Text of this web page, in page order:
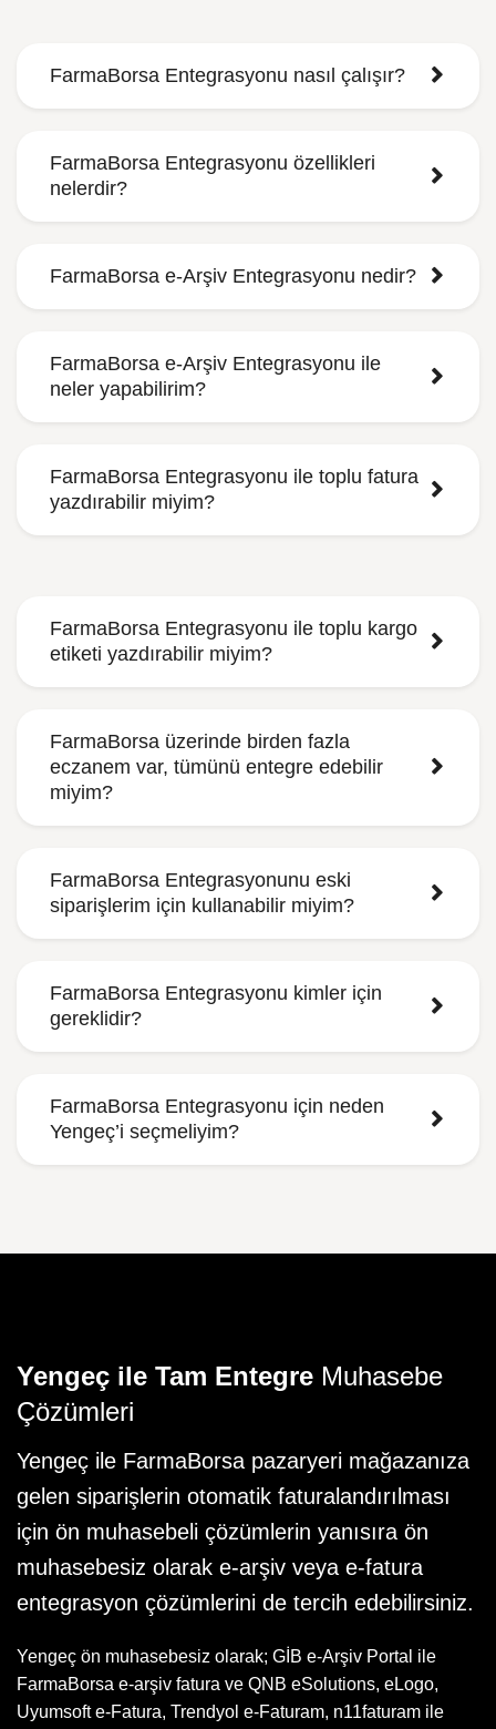
FarmaBorsa Entegrasyonu nasıl çalışır?
FarmaBorsa Entegrasyonu özellikleri
nelerdir?
FarmaBorsa e-Arşiv Entegrasyonu nedir?
FarmaBorsa e-Arşiv Entegrasyonu ile
neler yapabilirim?
FarmaBorsa Entegrasyonu ile toplu fatura
yazdırabilir miyim?
FarmaBorsa Entegrasyonu ile toplu kargo
etiketi yazdırabilir miyim?
FarmaBorsa üzerinde birden fazla
eczanem var, tümünü entegre edebilir
miyim?
FarmaBorsa Entegrasyonunu eski
siparişlerim için kullanabilir miyim?
FarmaBorsa Entegrasyonu kimler için
gereklidir?
FarmaBorsa Entegrasyonu için neden
Yengeç’i seçmeliyim?
Yengeç ile Tam Entegre Muhasebe
Çözümleri
Yengeç ile FarmaBorsa pazaryeri mağazanıza
gelen siparişlerin otomatik faturalandırılması
için ön muhasebeli çözümlerin yanısıra ön
muhasebesiz olarak e-arşiv veya e-fatura
entegrasyon çözümlerini de tercih edebilirsiniz.
Yengeç ön muhasebesiz olarak; GİB e-Arşiv Portal ile
FarmaBorsa e-arşiv fatura ve QNB eSolutions, eLogo,
Uyumsoft e-Fatura, Trendyol e-Faturam, n11faturam ile